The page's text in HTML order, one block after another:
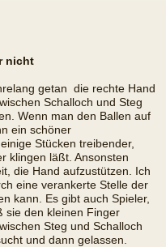
nicht
getan  die rechte Hand
Schalloch und Steg
Wenn man den Ballen auf
ein schöner
Stücken treibender,
klingen läßt. Ansonsten
die Hand aufzustützen. Ich
eine verankerte Stelle der
kann. Es gibt auch Spieler,
sie den kleinen Finger
Steg und Schalloch
und dann gelassen.